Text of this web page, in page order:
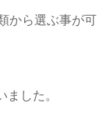
から選ぶ事が可
した。